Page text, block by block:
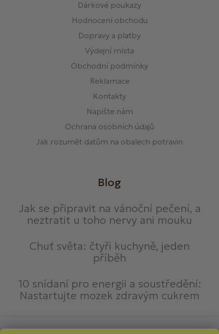
Dárkové poukazy
Hodnocení obchodu
Dopravy a platby
Výdejní místa
Obchodní podmínky
Reklamace
Kontakty
Napište nám
Ochrana osobních údajů
Jak rozumět datům na obalech potravin
Blog
Jak se připravit na vánoční pečení, a
neztratit u toho nervy ani mouku
Chuť světa: čtyři kuchyně, jeden
příběh
10 snídaní pro energii a soustředění:
Nastartujte mozek zdravým cukrem